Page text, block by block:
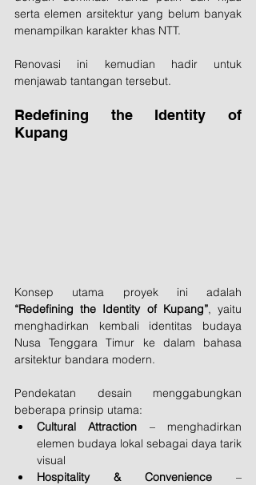
serta elemen arsitektur yang belum banyak
menampilkan karakter khas NTT.
Renovasi ini kemudian hadir untuk
menjawab tantangan tersebut.
Redefining the Identity of
Kupang
“Redefining the Identity of Kupang”, yaitu
menghadirkan kembali identitas budaya
Nusa Tenggara Timur ke dalam bahasa
arsitektur bandara modern.
Pendekatan desain menggabungkan
beberapa prinsip utama:
Cultural Attraction – menghadirkan
elemen budaya lokal sebagai daya tarik
visual
Hospitality & Convenience –